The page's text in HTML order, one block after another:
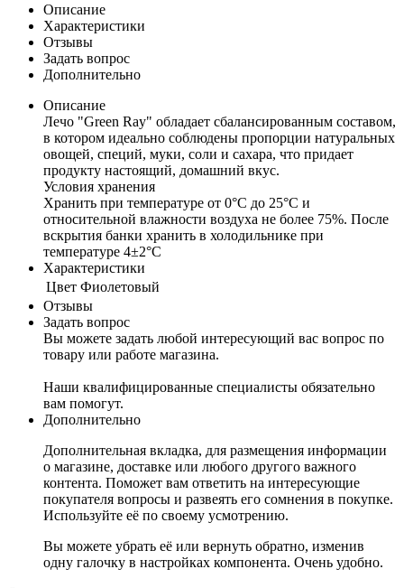
Описание
Характеристики
Отзывы
Задать вопрос
Дополнительно
Описание
Лечо "Green Ray" обладает сбалансированным составом,
в котором идеально соблюдены пропорции натуральных
овощей, специй, муки, соли и сахара, что придает
продукту настоящий, домашний вкус.
Условия хранения
Хранить при температуре от 0°С до 25°С и
относительной влажности воздуха не более 75%. После
вскрытия банки хранить в холодильнике при
температуре 4±2°С
Характеристики
Цвет Фиолетовый
Отзывы
Задать вопрос
Вы можете задать любой интересующий вас вопрос по
товару или работе магазина.
Наши квалифицированные специалисты обязательно
вам помогут.
Дополнительно
Дополнительная вкладка, для размещения информации
о магазине, доставке или любого другого важного
контента. Поможет вам ответить на интересующие
покупателя вопросы и развеять его сомнения в покупке.
Используйте её по своему усмотрению.
Вы можете убрать её или вернуть обратно, изменив
одну галочку в настройках компонента. Очень удобно.